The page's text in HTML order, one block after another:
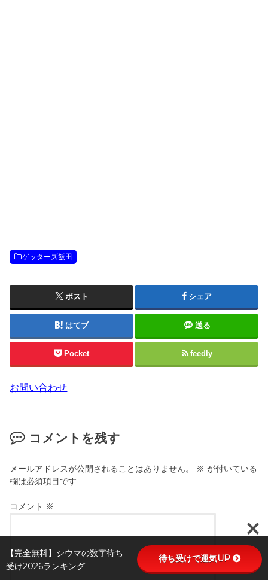
ゲッターズ飯田
ポスト シェア
はてブ 送る
Pocket feedly
お問い合わせ
コメントを残す
メールアドレスが公開されることはありません。 ※ が付いている
欄は必須項目です
コメント ※
【完全無料】シウマの数字待ち
受け2026ランキング
待ち受けで運気UP